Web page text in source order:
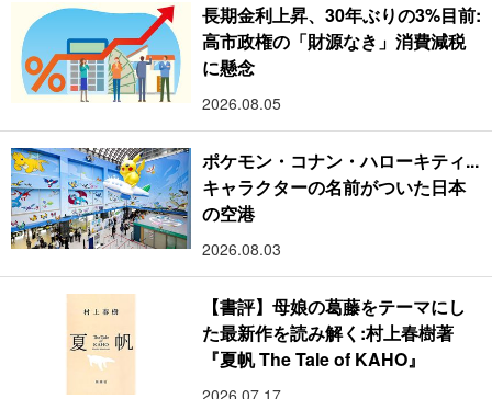
長期金利上昇、30年ぶりの3%目前:
高市政権の「財源なき」消費減税
に懸念
2026.08.05
ポケモン・コナン・ハローキティ...
キャラクターの名前がついた日本
の空港
2026.08.03
【書評】母娘の葛藤をテーマにし
た最新作を読み解く:村上春樹著
『夏帆 The Tale of KAHO』
2026.07.17